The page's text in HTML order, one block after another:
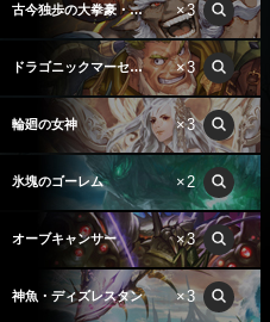
古今独歩の大拳豪・ガンダゴウザ ×3
ドラゴニックマーセナリー ×3
輪廻の女神 ×3
氷塊のゴーレム ×2
オーブキャンサー ×3
神魚・ディズレスタン ×3